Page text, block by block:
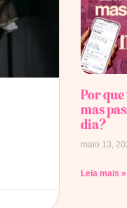
Por que
mas
dia?
maio 13,
Leia mais »